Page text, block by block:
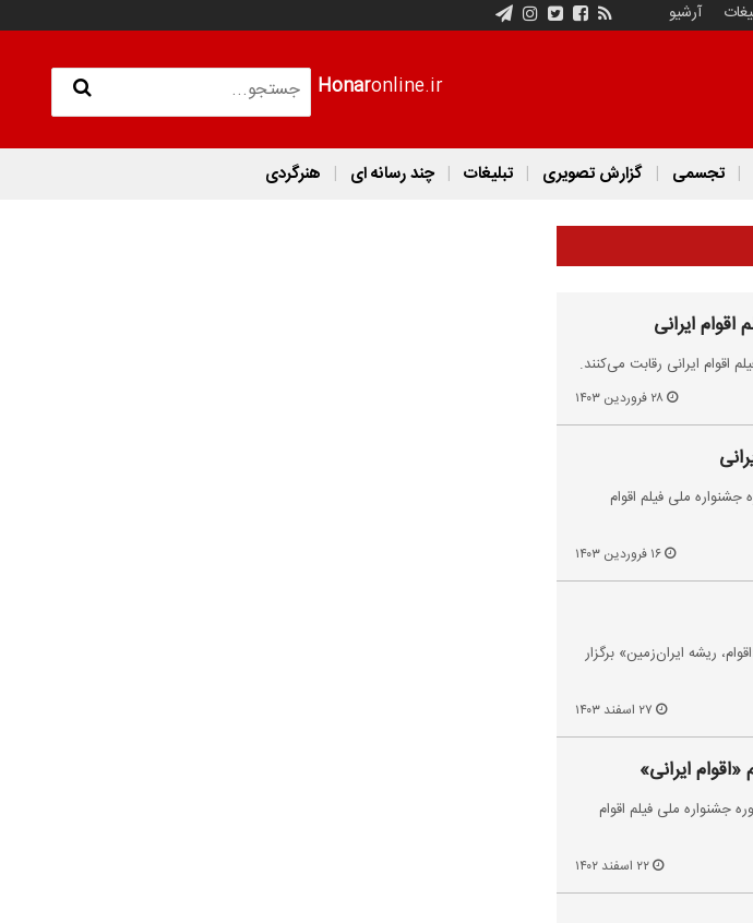
آرشیو
Honaronline.ir
تجسمی گزارش تصویری تبلیغات چند رسانه ای هنرگردی
ایرانی
جشنواره ملی فیلم اقوام
۱۶ فروردین ۱۴۰۳
ریشه ایران‌زمین» برگزار
ایرانی»
جشنواره ملی فیلم اقوام
۲۲ اسفند ۱۴۰۲